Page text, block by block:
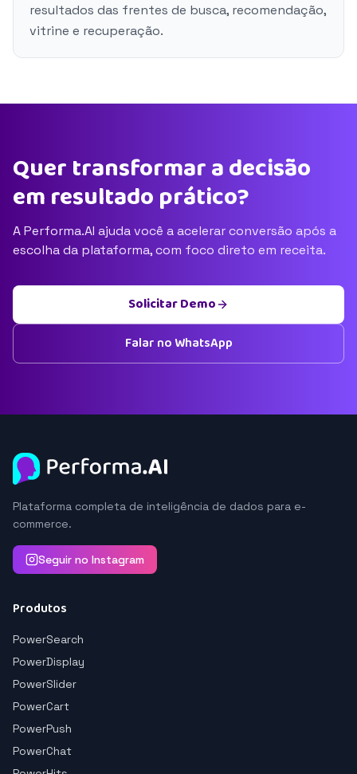
resultados das frentes de busca, recomendação,
vitrine e recuperação.
Quer transformar a decisão
em resultado prático?
A Performa.AI ajuda você a acelerar conversão após a
escolha da plataforma, com foco direto em receita.
Solicitar Demo
Falar no WhatsApp
Plataforma completa de inteligência de dados para e-
commerce.
Seguir no Instagram
Produtos
PowerSearch
PowerDisplay
PowerSlider
PowerCart
PowerPush
PowerChat